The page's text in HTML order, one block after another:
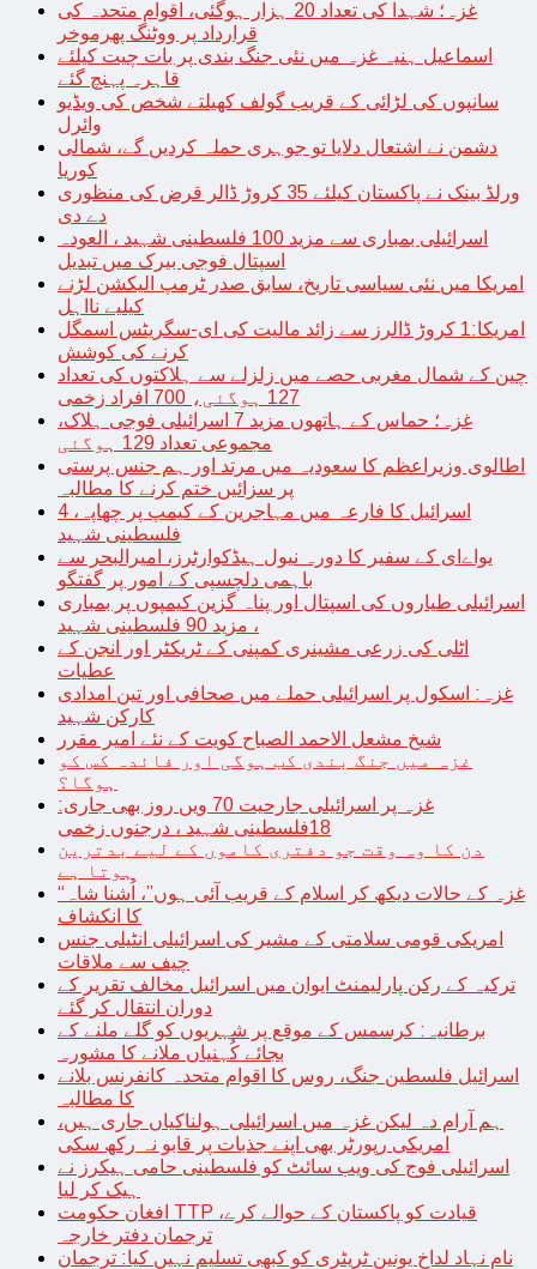
غزہ؛ شہدا کی تعداد 20 ہزار ہوگئی، اقوام متحدہ کی
قرارداد پر ووٹنگ پھرموخر
اسماعیل ہنیہ غزہ میں نئی جنگ بندی پر بات چیت کیلئے
قاہرہ پہنچ گئے
سانپوں کی لڑائی کے قریب گولف کھیلتے شخص کی ویڈیو
وائرل
دشمن نے اشتعال دلایا تو جوہری حملہ کردیں گے، شمالی
کوریا
ورلڈ بینک نے پاکستان کیلئے 35 کروڑ ڈالر قرض کی منظوری
دے دی
اسرائیلی بمباری سے مزید 100 فلسطینی شہید ، العودہ
اسپتال فوجی بیرک میں تبدیل
امریکا میں نئی سیاسی تاریخ، سابق صدر ٹرمپ الیکشن لڑنے
کیلیے نااہل
امریکا:1 کروڑ ڈالرز سے زائد مالیت کی ای-سگریٹس اسمگل
کرنے کی کوشش
چین کے شمال مغربی حصے میں زلزلے سے ہلاکتوں کی تعداد
127 ہوگئی، 700 افراد زخمی
غزہ؛ حماس کے ہاتھوں مزید 7 اسرائیلی فوجی ہلاک،
مجموعی تعداد 129 ہوگئی
اطالوی وزیراعظم کا سعودیہ میں مرتد اور ہم جنس پرستی
پر سزائیں ختم کرنے کا مطالبہ
اسرائیل کا فارعہ میں مہاجرین کے کیمپ پر چھاپہ، 4
فلسطینی شہید
یواےای کے سفیر کا دورہ نیول ہیڈکوارٹرز، امیرالبحر سے
باہمی دلچسپی کے امور پر گفتگو
اسرائیلی طیاروں کی اسپتال اور پناہ گزین کیمپوں پر بمباری
، مزید 90 فلسطینی شہید
اٹلی کی زرعی مشینری کمپنی کے ٹریکٹر اور انجن کے
عطیات
غزہ: اسکول پر اسرائیلی حملے میں صحافی اور تین امدادی
کارکن شہید
شیخ مشعل الاحمد الصباح کویت کے نئے امیر مقرر
غزہ میں جنگ بندی کب ہوگی اور فائدہ کس کو
ہوگا؟
غزہ پر اسرائیلی جارحیت 70 ویں روز بھی جاری:
18فلسطینی شہید ، درجنوں زخمی
دن کا وہ وقت جو دفتری کاموں کے لیے بدترین
ہوتا ہے
“غزہ کے حالات دیکھ کر اسلام کے قریب آئی ہوں”، اُشنا شاہ
کا انکشاف
امریکی قومی سلامتی کے مشیر کی اسرائیلی انٹیلی جنس
چیف سے ملاقات
ترکیہ کے رکن پارلیمنٹ ایوان میں اسرائیل مخالف تقریر کے
دوران انتقال کر گئے
برطانیہ: کرسمس کے موقع پر شہریوں کو گلے ملنے کے
بجائے کُہنیاں ملانے کا مشورہ
اسرائیل فلسطین جنگ، روس کا اقوام متحدہ کانفرنس بلانے
کا مطالبہ
ہم آرام دہ لیکن غزہ میں اسرائیلی ہولناکیاں جاری ہیں،
امریکی رپورٹر بھی اپنے جذبات پر قابو نہ رکھ سکی
اسرائیلی فوج کی ویب سائٹ کو فلسطینی حامی ہیکرز نے
ہیک کر لیا
افغان حکومت TTP قیادت کو پاکستان کے حوالے کرے،
ترجمان دفتر خارجہ
نام نہاد لداخ یونین ٹریٹری کو کبھی تسلیم نہیں کیا: ترجمان